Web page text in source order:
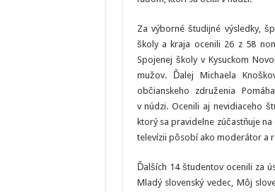
Za výborné študijné výsledky,
školy a kraja ocenili 26 z 58
Spojenej školy v Kysuckom
mužov. Ďalej Michaela
občianskeho združenia
v núdzi. Ocenili aj nevidiaceho
ktorý sa pravidelne zúčastňuje
televízii pôsobí ako moderátor a
Ďalších 14 študentov ocenili za
Mladý slovenský vedec, Môj